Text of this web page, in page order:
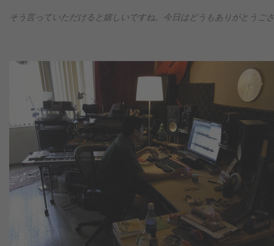
そう言っていただけると嬉しいですね。今日はどうもありがとうご